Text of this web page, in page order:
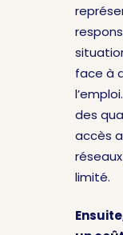
face à
des
accès
limité.